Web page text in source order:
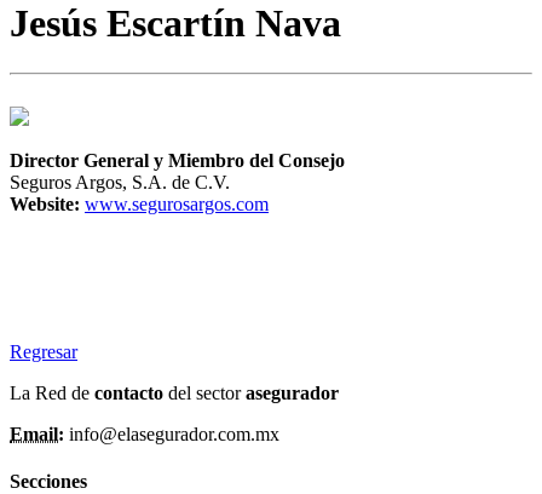
Jesús Escartín Nava
Director General y Miembro del Consejo
Seguros Argos, S.A. de C.V.
Website: www.segurosargos.com
Regresar
La Red de contacto del sectorasegurador
Email: info@elasegurador.com.mx
Secciones